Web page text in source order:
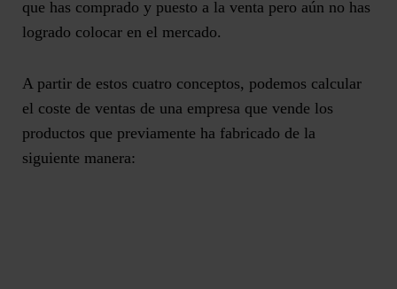
que has comprado y puesto a la venta pero aún no has
logrado colocar en el mercado.
A partir de estos cuatro conceptos, podemos calcular
el coste de ventas de una empresa que vende los
productos que previamente ha fabricado de la
siguiente manera: